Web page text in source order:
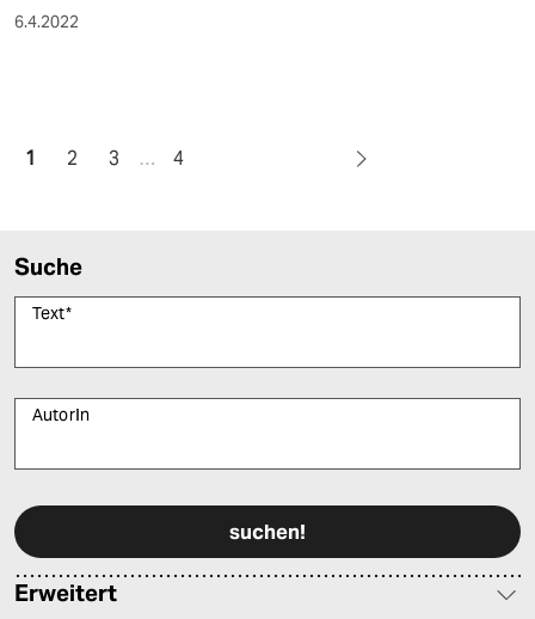
6.4.2022
1 2 3 … 4
Suche
Text*
AutorIn
Erweitert